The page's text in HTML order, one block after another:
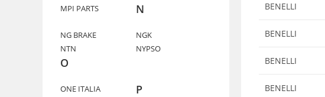
BENELLI
BENELLI
BENELLI
BENELLI
MPI PARTS
N
NG BRAKE
NGK
NTN
NYPSO
O
ONE ITALIA P